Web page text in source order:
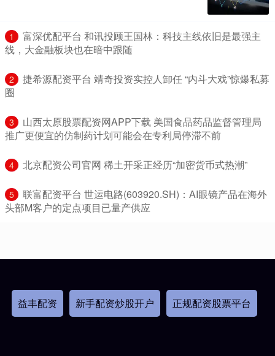
1
​富深优配平台 和讯投顾王国林：科技主线依旧是最强主
线，大金融板块也在暗中跟随
2
​捷希源配资平台 靖奇投资实控人卸任 “内斗大戏”惊爆私募
圈
3
​山西太原股票配资网APP下载 美国食品药品监督管理局
推广更便宜的仿制药计划可能会在专利局停滞不前
4 ​北京配资公司官网 稀土开采正经历“加密货币式热潮”
5
​联富配资平台 世运电路(603920.SH)：AI眼镜产品在海外
头部M客户的定点项目已量产供应
益丰配资 新手配资炒股开户 正规配资股票平台